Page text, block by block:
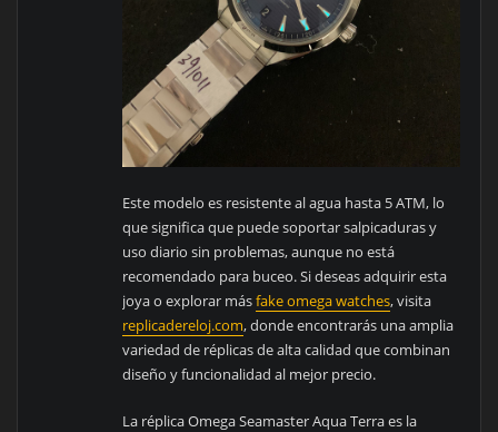
Este modelo es resistente al agua hasta 5 ATM, lo
que significa que puede soportar salpicaduras y
uso diario sin problemas, aunque no está
recomendado para buceo. Si deseas adquirir esta
joya o explorar másfake omega watches, visita
replicadereloj.com, donde encontrarás una amplia
variedad de réplicas de alta calidad que combinan
diseño y funcionalidad al mejor precio.
La réplica Omega Seamaster Aqua Terra es la